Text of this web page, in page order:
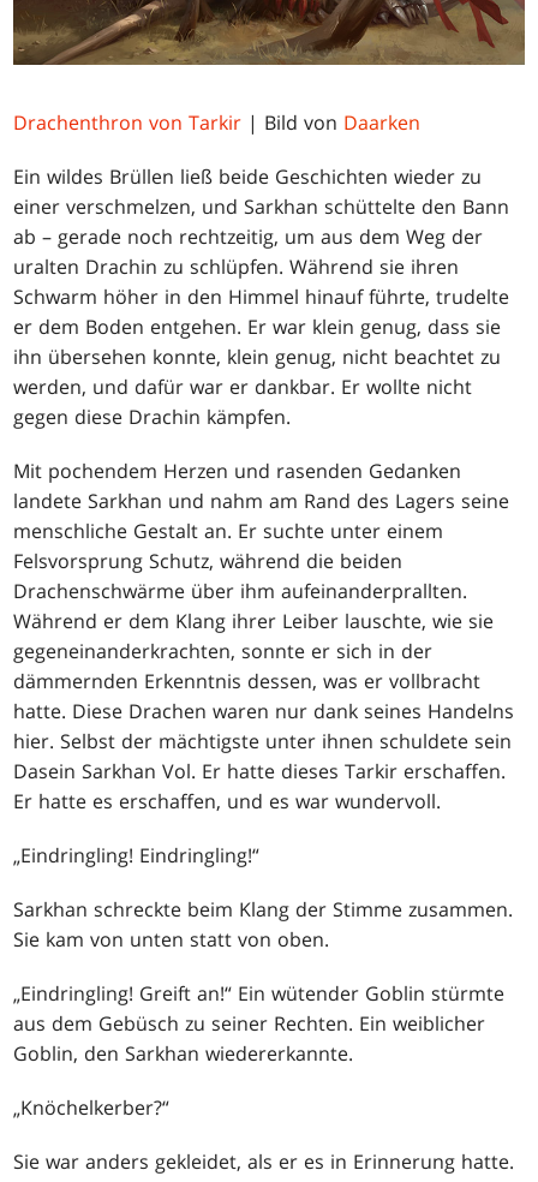
Drachenthron von Tarkir | Bild von Daarken
Ein wildes Brüllen ließ beide Geschichten wieder zu
einer verschmelzen, und Sarkhan schüttelte den Bann
ab – gerade noch rechtzeitig, um aus dem Weg der
uralten Drachin zu schlüpfen. Während sie ihren
Schwarm höher in den Himmel hinauf führte, trudelte
er dem Boden entgehen. Er war klein genug, dass sie
ihn übersehen konnte, klein genug, nicht beachtet zu
werden, und dafür war er dankbar. Er wollte nicht
gegen diese Drachin kämpfen.
Mit pochendem Herzen und rasenden Gedanken
landete Sarkhan und nahm am Rand des Lagers seine
menschliche Gestalt an. Er suchte unter einem
Felsvorsprung Schutz, während die beiden
Drachenschwärme über ihm aufeinanderprallten.
Während er dem Klang ihrer Leiber lauschte, wie sie
gegeneinanderkrachten, sonnte er sich in der
dämmernden Erkenntnis dessen, was er vollbracht
hatte. Diese Drachen waren nur dank seines Handelns
hier. Selbst der mächtigste unter ihnen schuldete sein
Dasein Sarkhan Vol. Er hatte dieses Tarkir erschaffen.
Er hatte es erschaffen, und es war wundervoll.
„Eindringling! Eindringling!“
Sarkhan schreckte beim Klang der Stimme zusammen.
Sie kam von unten statt von oben.
„Eindringling! Greift an!“ Ein wütender Goblin stürmte
aus dem Gebüsch zu seiner Rechten. Ein weiblicher
Goblin, den Sarkhan wiedererkannte.
„Knöchelkerber?“
Sie war anders gekleidet, als er es in Erinnerung hatte.